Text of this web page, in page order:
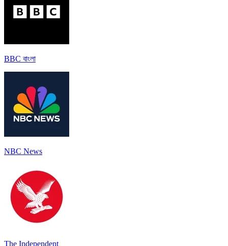
BBC বাংলা
NBC News
The Independent